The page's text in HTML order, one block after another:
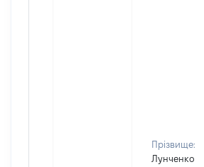
Прізвище:
Лунченко